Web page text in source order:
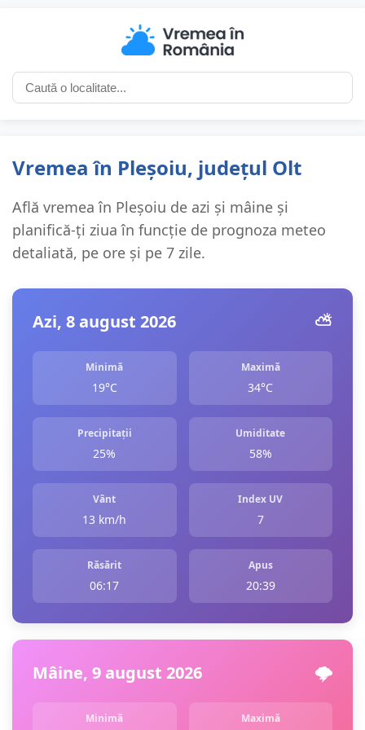
Vremea în Pleșoiu, județul Olt
Află vremea în Pleșoiu de azi și mâine și
planifică-ți ziua în funcție de prognoza meteo
detaliată, pe ore și pe 7 zile.
Azi, 8 august 2026 ⛅️
Minimă
19°C
Maximă
34°C
Precipitații
25%
Umiditate
58%
Vânt
13 km/h
Index UV
7
Răsărit
06:17
Apus
20:39
Mâine, 9 august 2026 🌩️
Minimă Maximă